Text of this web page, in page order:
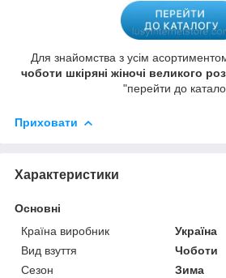
Для знайомства з усім
чоботи шкіряні жіночі великого
"перейти до
Приховати
Характеристики
Основні
Країна виробник
Україна
Вид взуття
Чоботи
Сезон
Зима